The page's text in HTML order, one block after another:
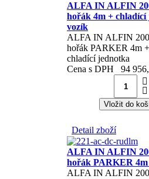
ALFA IN ALFIN
hořák 4m + chladící
vozík
ALFA IN ALFIN
hořák PARKER 4m
chladící jednotka
Cena s DPH
94
Detail zboží
ALFA IN ALFIN
hořák PARKER
ALFA IN ALFIN